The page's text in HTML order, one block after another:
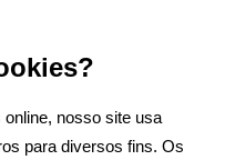
nosso site usa
para diversos fins. Os